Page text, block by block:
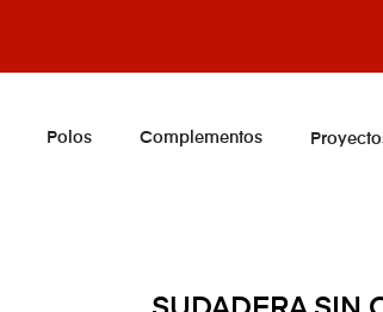
Polos Complementos